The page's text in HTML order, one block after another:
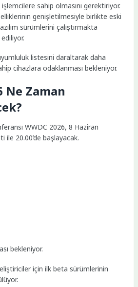
sahip olmasını gerektiriyor.
genişletilmesiyle birlikte eski
sürümlerini çalıştırmakta
listesini daraltarak daha
cihazlara odaklanması bekleniyor.
Ne Zaman
WWDC 2026, 8 Haziran
ile 20.00’de başlayacak.
bekleniyor.
için ilk beta sürümlerinin